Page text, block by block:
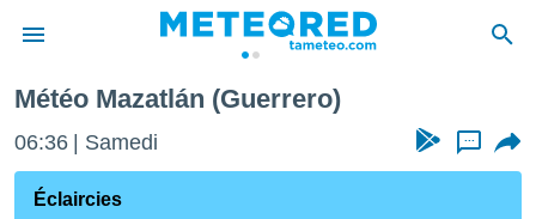
de
Météo Mazatlán (Guerrero)
06:36 Samedi ...
Éclaircies